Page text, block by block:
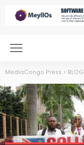
MediaCongo Press > BLOG